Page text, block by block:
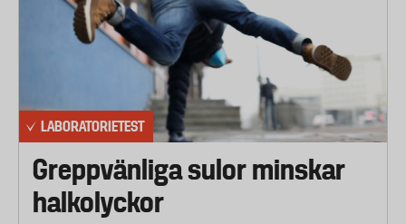
LABORATORIETEST
Greppvänliga sulor minskar
halkolyckor